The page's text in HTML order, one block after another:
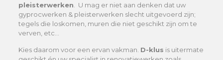
pleisterwerken . U mag er niet aan denken dat uw
gyprocwerken & pleisterwerken slecht uitgevoerd zijn;
tegels die loskomen, muren die niet geschikt zijn om te
verven, etc…
Kies daarom voor een ervan vakman. D-klus is uitermate